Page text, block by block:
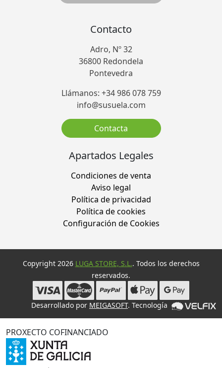
Contacto
Adro, Nº 32
36800 Redondela
Pontevedra
Llámanos: +34 986 078 759
info@susuela.com
Contacta
Apartados Legales
Condiciones de venta
Aviso legal
Política de privacidad
Política de cookies
Configuración de Cookies
Copyright 2026 LUGA STORE, S.L.. Todos los derechos
reservados.
Desarrollado por MEIGASOFT. Tecnología
PROXECTO COFINANCIADO